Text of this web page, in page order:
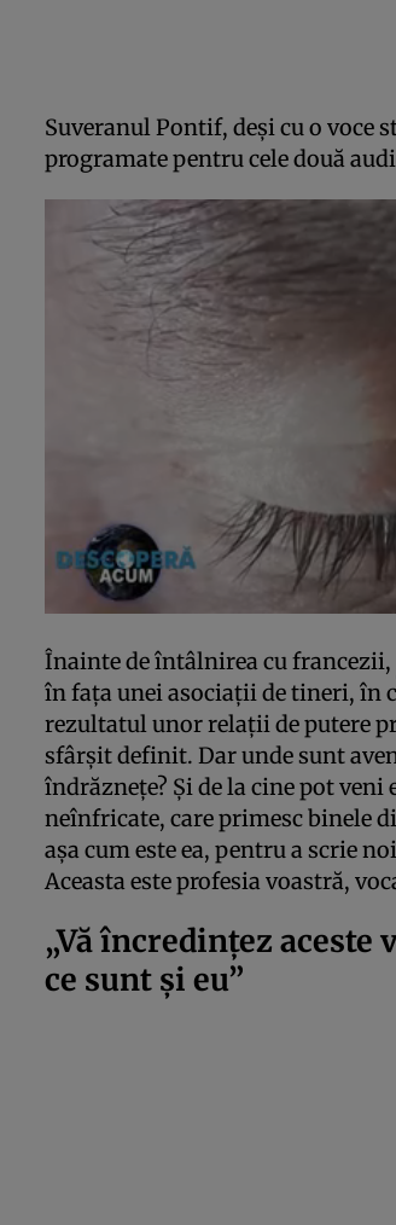
Suveranul Pontif, deși cu o
programate pentru cele două
Înainte de întâlnirea cu francezii,
în fața unei asociații de tineri, în
rezultatul unor relații de putere
sfârșit definit. Dar unde sunt
îndrăznețe? Și de la cine pot
neînfricate, care primesc binele
așa cum este ea, pentru a scrie
Aceasta este profesia voastră,
„Vă încredințez aceste
ce sunt și eu”